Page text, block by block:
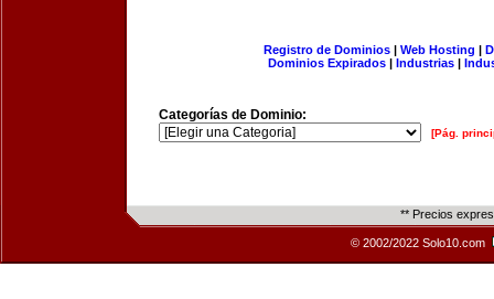
Registro de Dominios| Web Hosting |
Dominios Expirados | Industrias |
Categorías de Dominio:
[Pág.
** Precios
© 2002/2022 Solo10.com